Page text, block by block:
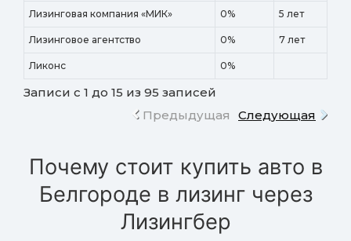
Лизинговая компания «МИК» 0% 5 лет
Лизинговое агентство 0% 7 лет
Ликонс 0%
Записи с 1 до 15 из 95 записей
Предыдущая
Следующая
Почему стоит купить авто в
Белгороде в лизинг через
Лизингбер